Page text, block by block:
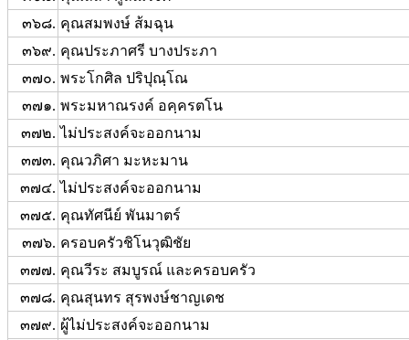
๓๖๘. คุณสมพงษ์ ส้มฉุน
๓๖๙. คุณประภาศรี บางประภา
๓๗๐. พระโกศิล ปริปุณฺโณ
๓๗๑. พระมหาณรงค์ อคฺครตโน
๓๗๒. ไม่ประสงค์จะออกนาม
๓๗๓. คุณวภิศา มะหะมาน
๓๗๔. ไม่ประสงค์จะออกนาม
๓๗๕. คุณทัศนีย์ พันมาตร์
๓๗๖. ครอบครัวชิโนวุฒิชัย
๓๗๗. คุณวีระ สมบูรณ์ และครอบครัว
๓๗๘. คุณสุนทร สุรพงษ์ชาญเดช
๓๗๙. ผู้ไม่ประสงค์จะออกนาม